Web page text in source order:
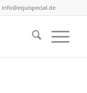
info@equispecial.de